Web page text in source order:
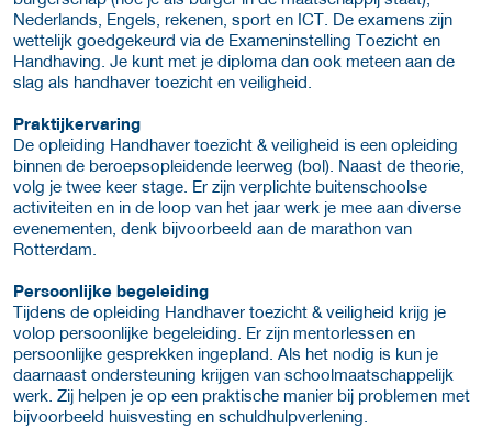
Nederlands, Engels, rekenen, sport en ICT. De examens zijn
wettelijk goedgekeurd via de Exameninstelling Toezicht en
Handhaving. Je kunt met je diploma dan ook meteen aan de
slag als handhaver toezicht en veiligheid.
Praktijkervaring
De opleiding Handhaver toezicht & veiligheid is een opleiding
binnen de beroepsopleidende leerweg (bol). Naast de theorie,
volg je twee keer stage. Er zijn verplichte buitenschoolse
activiteiten en in de loop van het jaar werk je mee aan diverse
evenementen, denk bijvoorbeeld aan de marathon van
Rotterdam.
Persoonlijke begeleiding
Tijdens de opleiding Handhaver toezicht & veiligheid krijg je
volop persoonlijke begeleiding. Er zijn mentorlessen en
persoonlijke gesprekken ingepland. Als het nodig is kun je
daarnaast ondersteuning krijgen van schoolmaatschappelijk
werk. Zij helpen je op een praktische manier bij problemen met
bijvoorbeeld huisvesting en schuldhulpverlening.